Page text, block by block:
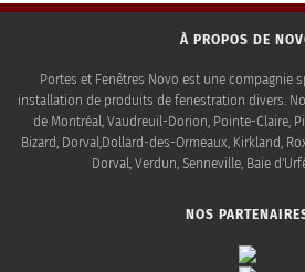
À PROPOS DE
Portes et Fenêtres Novo est une compagnie
installation de produits de fenestration divers.
de Montréal, Vaudreuil-Dorion, Pointe-Claire,
Bizard, Dorval,Dollard-des-Ormeaux, Kirkland,
Dorval, Verdun, Senneville, Baie
NOS